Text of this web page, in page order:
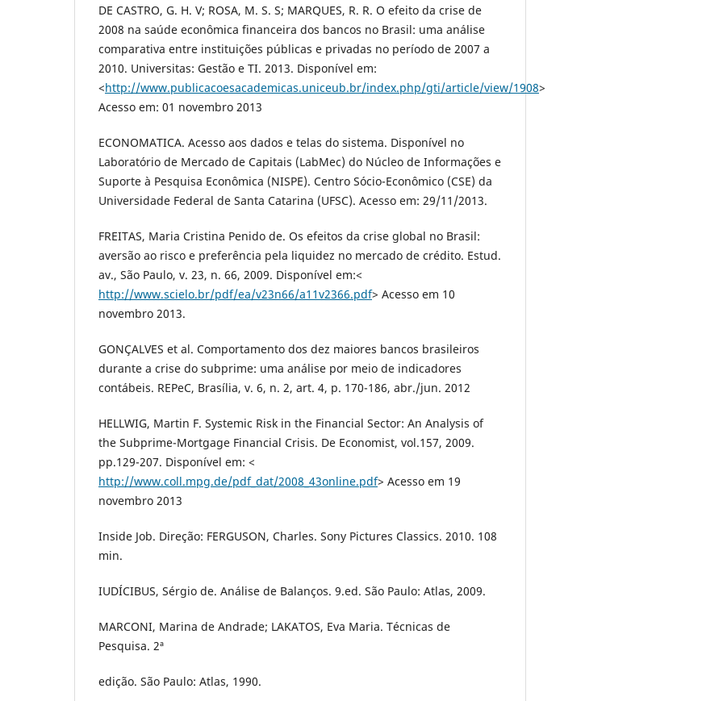
DE CASTRO, G. H. V; ROSA, M. S. S; MARQUES, R. R. O efeito da crise de
2008 na saúde econômica financeira dos bancos no Brasil: uma análise
comparativa entre instituições públicas e privadas no período de 2007 a
2010. Universitas: Gestão e TI. 2013. Disponível em:
<http://www.publicacoesacademicas.uniceub.br/index.php/gti/article/view/1908>
Acesso em: 01 novembro 2013
ECONOMATICA. Acesso aos dados e telas do sistema. Disponível no
Laboratório de Mercado de Capitais (LabMec) do Núcleo de Informações e
Suporte à Pesquisa Econômica (NISPE). Centro Sócio-Econômico (CSE) da
Universidade Federal de Santa Catarina (UFSC). Acesso em: 29/11/2013.
FREITAS, Maria Cristina Penido de. Os efeitos da crise global no Brasil:
aversão ao risco e preferência pela liquidez no mercado de crédito. Estud.
av., São Paulo, v. 23, n. 66, 2009. Disponível em:<
http://www.scielo.br/pdf/ea/v23n66/a11v2366.pdf> Acesso em 10
novembro 2013.
GONÇALVES et al. Comportamento dos dez maiores bancos brasileiros
durante a crise do subprime: uma análise por meio de indicadores
contábeis. REPeC, Brasília, v. 6, n. 2, art. 4, p. 170-186, abr./jun. 2012
HELLWIG, Martin F. Systemic Risk in the Financial Sector: An Analysis of
the Subprime-Mortgage Financial Crisis. De Economist, vol.157, 2009.
pp.129-207. Disponível em: <
http://www.coll.mpg.de/pdf_dat/2008_43online.pdf> Acesso em 19
novembro 2013
Inside Job. Direção: FERGUSON, Charles. Sony Pictures Classics. 2010. 108
min.
IUDÍCIBUS, Sérgio de. Análise de Balanços. 9.ed. São Paulo: Atlas, 2009.
MARCONI, Marina de Andrade; LAKATOS, Eva Maria. Técnicas de
Pesquisa. 2ª
edição. São Paulo: Atlas, 1990.